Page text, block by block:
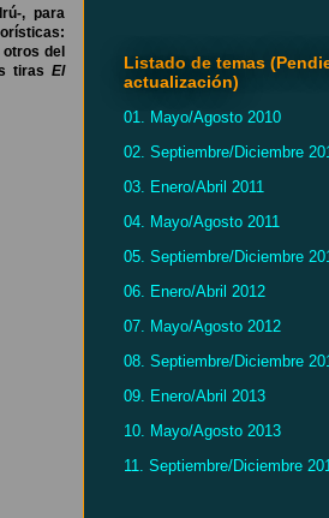
, para
del
tiras El
Listado de temas
actualización)
01. Mayo/Agosto 2010
02. Septiembre/Diciembre
03. Enero/Abril 2011
04. Mayo/Agosto 2011
05. Septiembre/Diciembre
06. Enero/Abril 2012
07. Mayo/Agosto 2012
08. Septiembre/Diciembre
09. Enero/Abril 2013
10. Mayo/Agosto 2013
11. Septiembre/Diciembre